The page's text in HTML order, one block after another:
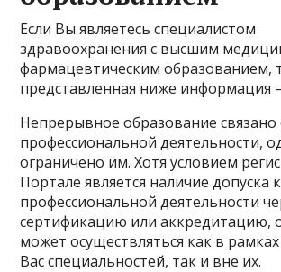
Если Вы являетесь специалистом
здравоохранения с высшим
фармацевтическим образованием,
представленная ниже информация
Непрерывное образование связано
профессиональной деятельности,
ограничено им. Хотя условием
Портале является наличие допуска к
профессиональной деятельности
сертификацию или аккредитацию,
может осуществляться как в
Вас специальностей, так и вне их.